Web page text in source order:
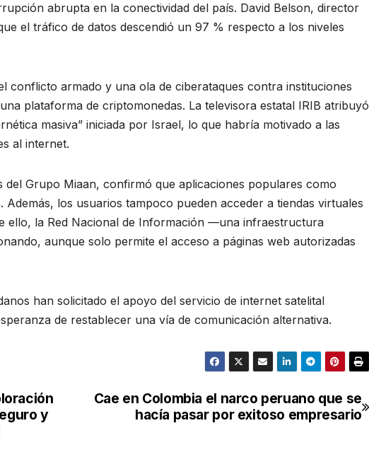
abrupta en la conectividad del país. David Belson, director
el tráfico de datos descendió un 97 % respecto a los niveles
conflicto armado y una ola de ciberataques contra instituciones
plataforma de criptomonedas. La televisora estatal IRIB atribuyó
masiva” iniciada por Israel, lo que habría motivado a las
al internet.
del Grupo Miaan, confirmó que aplicaciones populares como
los usuarios tampoco pueden acceder a tiendas virtuales
ello, la Red Nacional de Información —una infraestructura
aunque solo permite el acceso a páginas web autorizadas
han solicitado el apoyo del servicio de internet satelital
de restablecer una vía de comunicación alternativa.
Cae en Colombia el narco peruano que se
hacía pasar por exitoso empresario
y